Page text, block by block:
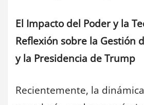
El Impacto del Poder y la
Reflexión sobre la Gestión
y la Presidencia de Trump
Recientemente, la